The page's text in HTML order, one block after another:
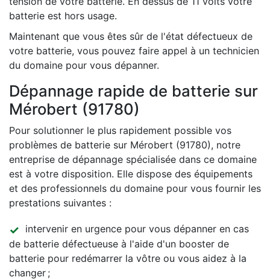
batterie est hors usage.
Maintenant que vous êtes sûr de l'état défectueux de
votre batterie, vous pouvez faire appel à un technicien
du domaine pour vous dépanner.
Dépannage rapide de batterie sur
Mérobert (91780)
Pour solutionner le plus rapidement possible vos
problèmes de batterie sur Mérobert (91780), notre
entreprise de dépannage spécialisée dans ce domaine
est à votre disposition. Elle dispose des équipements
et des professionnels du domaine pour vous fournir les
prestations suivantes :
intervenir en urgence pour vous dépanner en cas
de batterie défectueuse à l'aide d'un booster de
batterie pour redémarrer la vôtre ou vous aidez à la
changer ;